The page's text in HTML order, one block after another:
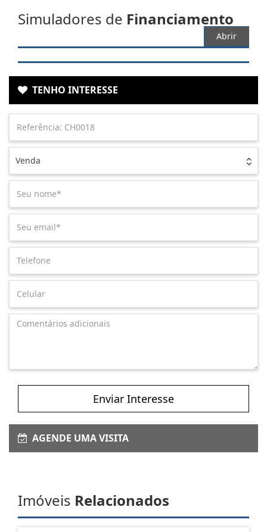
Simuladores de Financiamento
Abrir
TENHO INTERESSE
Venda
Enviar Interesse
AGENDE UMA VISITA
Imóveis Relacionados